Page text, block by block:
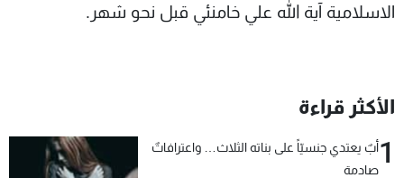
الاسلامية آية الله علي خامنئي قبل نحو شهر.
الأكثر قراءة
1أبٌ يعتدي جنسيّاً على بناته الثلاث… واعترافاتٌ
صادمة